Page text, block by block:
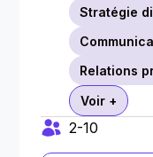
Stratégie
Relations
Voir +
2-10